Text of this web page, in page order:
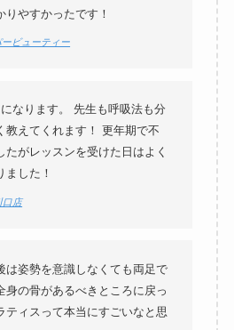
りやすかったです！
ビューティー
なります。 先生も呼吸法も分
教えてくれます！ 更年期で不
たがレッスンを受けた日はよく
ました！
口店
は姿勢を意識しなくても両足で
身の骨があるべきところに戻っ
ティスって本当にすごいなと思